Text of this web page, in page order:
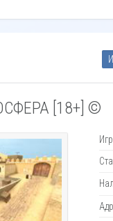
[18+] ©